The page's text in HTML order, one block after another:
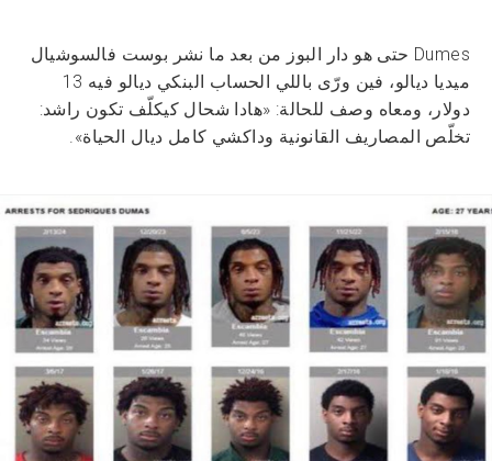
Dumes حتى هو دار البوز من بعد ما نشر بوست فالسوشيال
ميديا ديالو، فين ورّى باللي الحساب البنكي ديالو فيه 13
دولار، ومعاه وصف للحالة: «هادا شحال كيكلّف تكون راشد:
تخلّص المصاريف القانونية وداكشي كامل ديال الحياة».